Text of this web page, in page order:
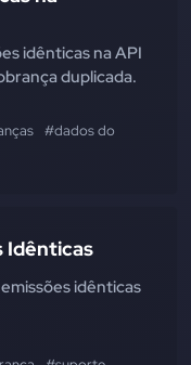
idênticas na API
duplicada.
#dados do
Idênticas
idênticas